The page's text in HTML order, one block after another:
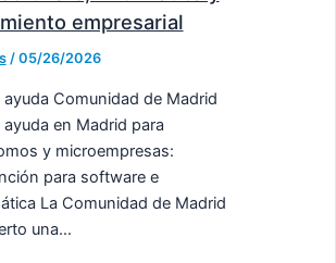
empresarial
/ 05/26/2026
ayuda Comunidad de Madrid
ayuda en Madrid para
y microempresas:
para software e
La Comunidad de Madrid
una…